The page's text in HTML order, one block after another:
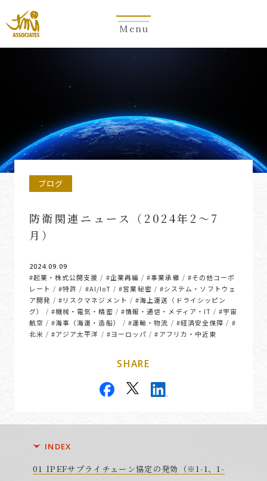
Menu
ブログ
防衛関連ニュース（2024年2～7
月）
2024.09.09
#起業・株式公開支援 / #企業再編 /#事業承継 / #その他コーポ
レート / #特許 / #AI/IoT /#営業秘密 / #システム・ソフトウェ
ア開発 / #リスクマネジメント /#海上運送（ドライシッピン
グ）
/ #機械・電気・精密 / #情報・通信・メディア・IT /#宇宙
航空 / #海事（海運・造船） / #運輸・物流 / #経済安全保障 / #
北米 / #アジア太平洋 / #ヨーロッパ /#アフリカ・中近東
SHARE
INDEX
IPEFサプライチェーン協定の発効（※1-1、1-